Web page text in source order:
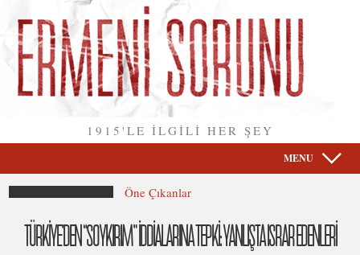
1915'LE İLGİLİ HER ŞEY
MENU
Öne Çıkanlar
TÜRKİYE’DEN “SOYKIRIM” İDDİALARINA TEPKİ: YANLIŞTA ISRAR EDENLERİ